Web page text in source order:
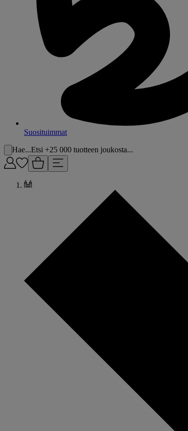
Suosituimmat
Hae...Etsi +25 000 tuotteen joukosta...